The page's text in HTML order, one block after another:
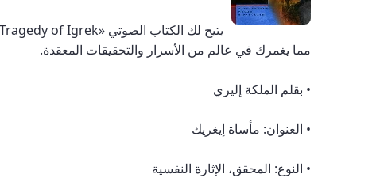
مما يغمرك في عالم من الأسرار والتحقيقات المعقدة.
• بقلم الملكة إليري
• العنوان: مأساة إيغريك
• النوع: المحقق، الإثارة النفسية